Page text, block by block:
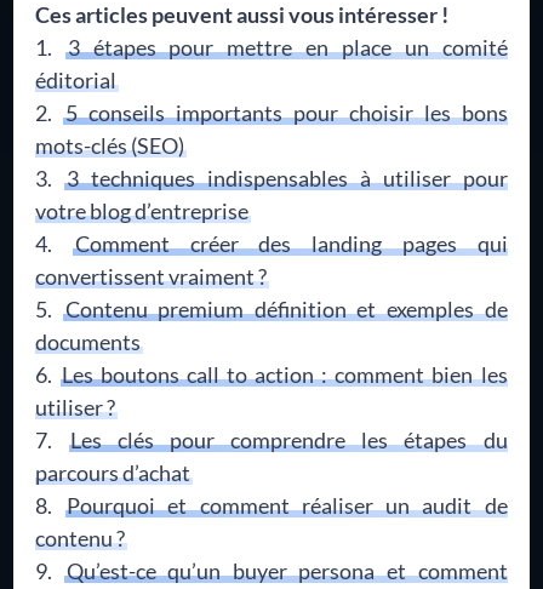
Ces articles peuvent aussi vous intéresser !
3 étapes pour mettre en place un comité
éditorial
5 conseils importants pour choisir les bons
mots-clés (SEO)
3 techniques indispensables à utiliser pour
votre blog d’entreprise
Comment créer des landing pages qui
convertissent vraiment ?
Contenu premium définition et exemples de
documents
Les boutons call to action : comment bien les
utiliser ?
Les clés pour comprendre les étapes du
parcours d’achat
Pourquoi et comment réaliser un audit de
contenu ?
Qu’est-ce qu’un buyer persona et comment